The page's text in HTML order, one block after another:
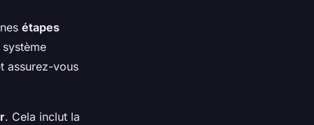
étapes
assurez-vous
. Cela inclut la